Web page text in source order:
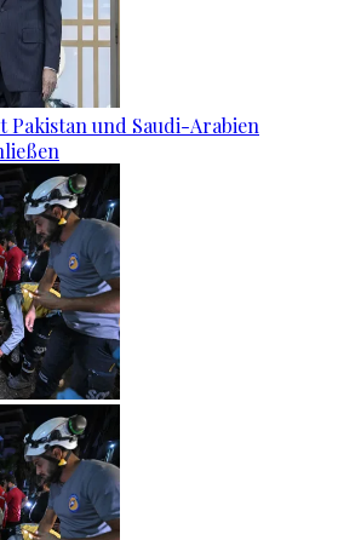
Pakistan und Saudi-Arabien